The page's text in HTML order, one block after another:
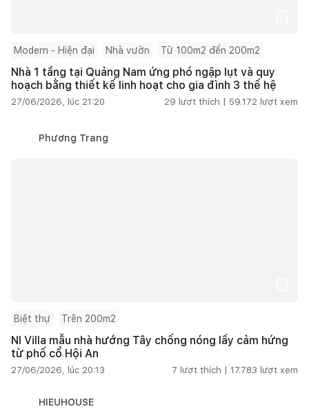
Modern - Hiện đại Nhà vườn Từ 100m2 đến 200m2
Nhà 1 tầng tại Quảng Nam ứng phó ngập lụt và quy
hoạch bằng thiết kế linh hoạt cho gia đình 3 thế hệ
27/06/2026, lúc 21:20 29 lượt thích | 59.172 lượt xem
Phương Trang
Biệt thự Trên 200m2
NI Villa mẫu nhà hướng Tây chống nóng lấy cảm hứng
từ phố cổ Hội An
27/06/2026, lúc 20:13 7 lượt thích | 17.783 lượt xem
HIEUHOUSE